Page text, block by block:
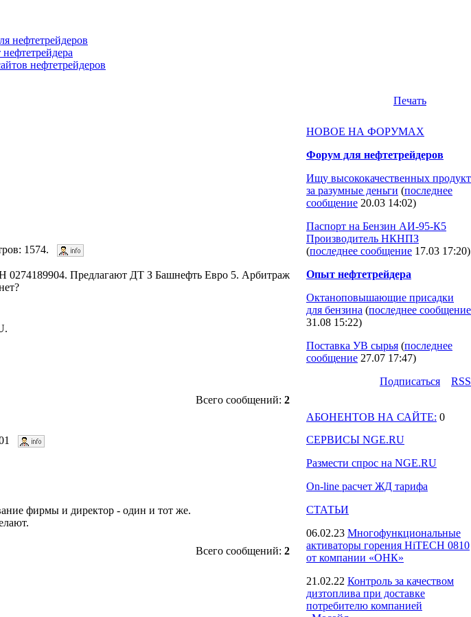
нефтетрейдеров
нефтетрейдеров
Печать
1574.
0274189904. Предлагают ДТ З Башнефть Евро 5. Арбитраж
Всего сообщений: 2
фирмы и директор - один и тот же.
Всего сообщений: 2
НОВОЕ НА ФОРУМАХ
Форум для нефтетрейдеров
Ищу высококачественных продукт
за разумные деньги (последнее
сообщение 20.03 14:02)
Паспорт на Бензин АИ-95-К5
Производитель НКНПЗ
(последнее сообщение 17.03 17:20)
Опыт нефтетрейдера
Октаноповышающие присадки
для бензина (последнее сообщение
31.08 15:22)
Поставка УВ сырья (последнее
сообщение 27.07 17:47)
Подпиcаться
RSS
АБОНЕНТОВ НА САЙТЕ: 0
СЕРВИСЫ NGE.RU
Размести спрос на NGE.RU
On-line расчет ЖД тарифа
СТАТЬИ
06.02.23 Многофункциональные
активаторы горения HiTECH 0810
от компании «ОНК»
21.02.22 Контроль за качеством
дизтоплива при доставке
потребителю компанией